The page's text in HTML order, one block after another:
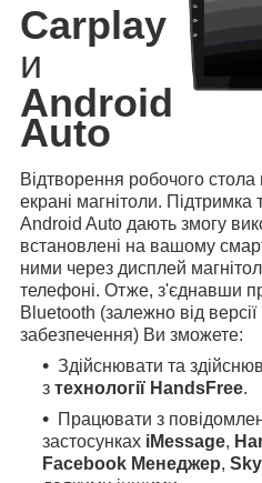
Carplay
и
Android
Auto
Відтворення робочого
екрані магнітоли. Підтримка
Android Auto дають змогу
встановлені на вашому
ними через дисплей
телефоні. Отже, з'єднавши
Bluetooth (залежно від
забезпечення) Ви зможете:
Здійснювати та
з технології HandsFree.
Працювати з
застосунках iMessage,
Facebook Менеджер,